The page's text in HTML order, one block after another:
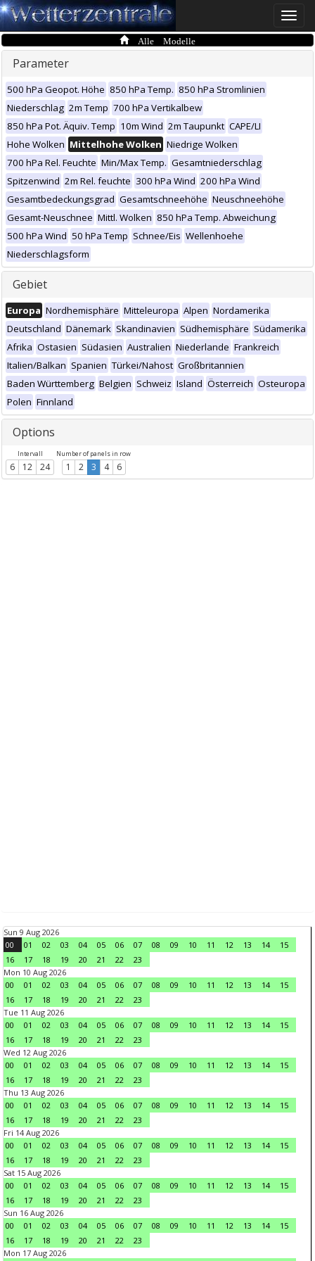
Toggle
Alle Modelle
Parameter
500 hPa Geopot. Höhe 850 hPa Temp. 850 hPa Stromlinien
Niederschlag 2m Temp 700 hPa Vertikalbew
850 hPa Pot. Äquiv. Temp 10m Wind 2m Taupunkt CAPE/LI
Hohe Wolken Mittelhohe Wolken Niedrige Wolken
700 hPa Rel. Feuchte Min/Max Temp. Gesamtniederschlag
Spitzenwind 2m Rel. feuchte 300 hPa Wind 200 hPa Wind
Gesamtbedeckungsgrad Gesamtschneehöhe Neuschneehöhe
Gesamt-Neuschnee Mittl. Wolken 850 hPa Temp. Abweichung
500 hPa Wind 50 hPa Temp Schnee/Eis Wellenhoehe
Niederschlagsform
Gebiet
Europa Nordhemisphäre Mitteleuropa Alpen Nordamerika
Deutschland Dänemark Skandinavien Südhemisphäre Südamerika
Afrika Ostasien Südasien Australien Niederlande Frankreich
Italien/Balkan Spanien Türkei/Nahost Großbritannien
Baden Württemberg Belgien Schweiz Island Österreich Osteuropa
Polen Finnland
Options
Intervall
6 12 24
Number of panels in row
1 2 3 4 6
Sun 9 Aug 2026
00
01 02 03 04 05 06 07 08 09 10 11 12 13 14
15
16
17 18 19 20 21 22
23
Mon 10 Aug 2026
00
01 02 03 04 05 06 07 08 09 10 11 12 13 14
15
16
17 18 19 20 21 22
23
Tue 11 Aug 2026
00
01 02 03 04 05 06 07 08 09 10 11 12 13 14
15
16
17 18 19 20 21 22
23
Wed 12 Aug 2026
00
01 02 03 04 05 06 07 08 09 10 11 12 13 14
15
16
17 18 19 20 21 22
23
Thu 13 Aug 2026
00
01 02 03 04 05 06 07 08 09 10 11 12 13 14
15
16
17 18 19 20 21 22
23
Fri 14 Aug 2026
00
01 02 03 04 05 06 07 08 09 10 11 12 13 14
15
16
17 18 19 20 21 22
23
Sat 15 Aug 2026
00
01 02 03 04 05 06 07 08 09 10 11 12 13 14
15
16
17 18 19 20 21 22
23
Sun 16 Aug 2026
00
01 02 03 04 05 06 07 08 09 10 11 12 13 14
15
16
17 18 19 20 21 22
23
Mon 17 Aug 2026